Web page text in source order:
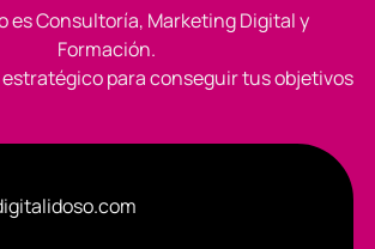
es Consultoría, Marketing Digital y
Formación.
para conseguir tus objetivos